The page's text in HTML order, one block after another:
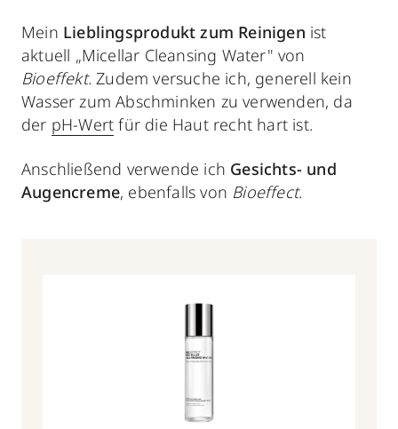
Mein Lieblingsprodukt zum Reinigen ist
aktuell „Micellar Cleansing Water" von
Bioeffekt.Zudem versuche ich, generell kein
Wasser zum Abschminken zu verwenden, da
der pH-Wert für die Haut recht hart ist.
Anschließend verwende ich Gesichts- und
Augencreme, ebenfalls von Bioeffect.